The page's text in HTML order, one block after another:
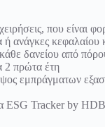
που είναι
ανάγκες
δανείου από
2 πρώτα έτη
εμπράγματων
ESG Tracker by HDB